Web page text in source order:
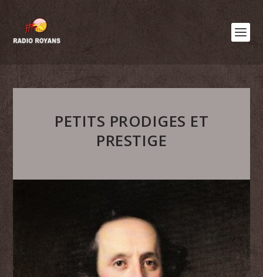
PETITS PRODIGES ET
PRESTIGE